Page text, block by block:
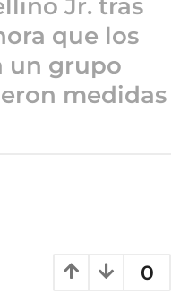
Jr. tras
que los
un grupo
medidas
0